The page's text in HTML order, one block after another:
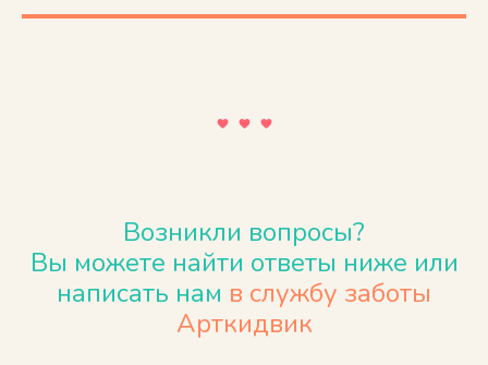
Возникли вопросы?
Вы можете найти ответы ниже или
написать нам в службу заботы
Арткидвик